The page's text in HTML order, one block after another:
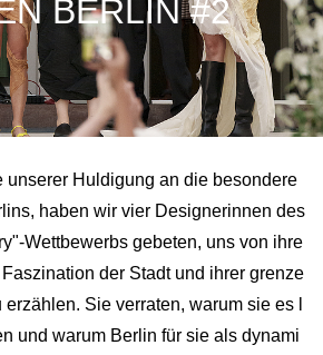
BERLIN #2
unserer Huldigung an die besondere
haben wir vier Designerinnen des
Wettbewerbs gebeten, uns von ihre
der Stadt und ihrer grenze
Sie verraten, warum sie es l
und warum Berlin für sie als dynami